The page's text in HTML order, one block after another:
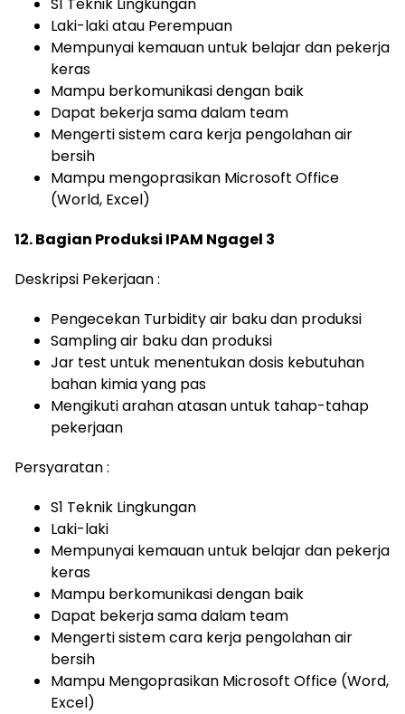
Laki-laki atau Perempuan
Mempunyai kemauan untuk belajar dan pekerja
keras
Mampu berkomunikasi dengan baik
Dapat bekerja sama dalam team
Mengerti sistem cara kerja pengolahan air
bersih
Mampu mengoprasikan Microsoft Office
(World, Excel)
12. Bagian Produksi IPAM Ngagel 3
Deskripsi Pekerjaan :
Pengecekan Turbidity air baku dan produksi
Sampling air baku dan produksi
Jar test untuk menentukan dosis kebutuhan
bahan kimia yang pas
Mengikuti arahan atasan untuk tahap-tahap
pekerjaan
Persyaratan :
S1 Teknik Lingkungan
Laki-laki
Mempunyai kemauan untuk belajar dan pekerja
keras
Mampu berkomunikasi dengan baik
Dapat bekerja sama dalam team
Mengerti sistem cara kerja pengolahan air
bersih
Mampu Mengoprasikan Microsoft Office (Word,
Excel)